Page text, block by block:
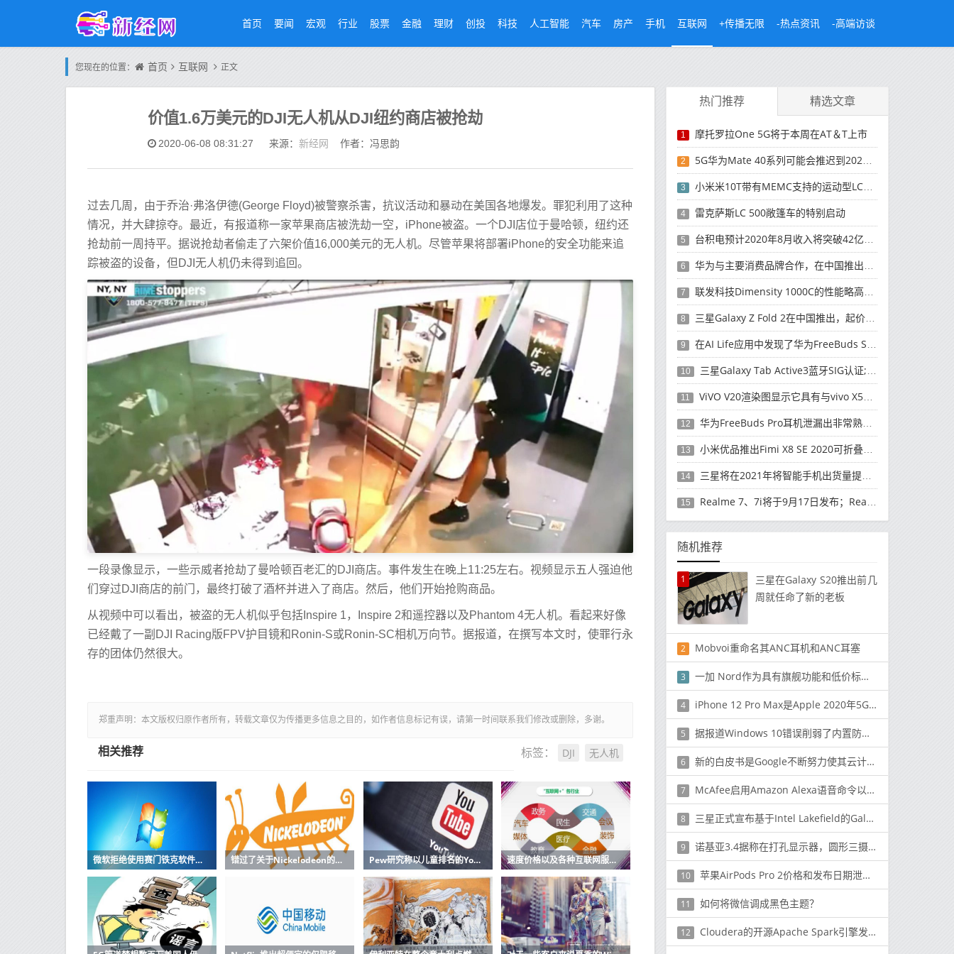
首页 要闻 宏观 行业 股票 金融 理财 创投 科技 人工智能 汽车 房产 手机 互联网 +传播无限 -热点资讯 -高端访谈
您现在的位置： 首页 互联网 正文
价值1.6万美元的DJI无人机从DJI纽约商店被抢劫
2020-06-08 08:31:27 来源： 新经网 作者：冯思韵
过去几周，由于乔治·弗洛伊德(George Floyd)被警察杀害，抗议活动和暴动在美国各地爆发。罪犯利用了这种
情况，并大肆掠夺。最近，有报道称一家苹果商店被洗劫一空，iPhone被盗。一个DJI店位于曼哈顿，纽约还
抢劫前一周持平。据说抢劫者偷走了六架价值16,000美元的无人机。尽管苹果将部署iPhone的安全功能来追
踪被盗的设备，但DJI无人机仍未得到追回。
一段录像显示，一些示威者抢劫了曼哈顿百老汇的DJI商店。事件发生在晚上11:25左右。视频显示五人强迫他
们穿过DJI商店的前门，最终打破了酒杯并进入了商店。然后，他们开始抢购商品。
从视频中可以看出，被盗的无人机似乎包括Inspire 1，Inspire 2和遥控器以及Phantom 4无人机。看起来好像
已经戴了一副DJI Racing版FPV护目镜和Ronin-S或Ronin-SC相机万向节。据报道，在撰写本文时，使罪行永
存的团体仍然很大。
郑重声明：本文版权归原作者所有，转载文章仅为传播更多信息之目的，如作者信息标记有误，请第一时间联系我们修改或删除，多谢。
标签： DJI 无人机
相关推荐
微软拒绝使用赛门铁克软件的机器进行更新 错过了关于Nickelodeon的电影那么所有旧角色都将与原声音演员一起回归 Pew研究称以儿童排名的YouTube视频排名最高 速度价格以及各种互联网服务的优缺点
热门推荐 精选文章
1 摩托罗拉One 5G将于本周在AT＆T上市
2 5G华为Mate 40系列可能会推迟到2021年
3 小米米10T带有MEMC支持的运动型LCD屏幕
4 雷克萨斯LC 500敞篷车的特别启动
5 台积电预计2020年8月收入将突破42亿美元，创历史新高
6 华为与主要消费品牌合作，在中国推出采用HarmonyOS 2.0的智能家居产品
7 联发科技Dimensity 1000C的性能略高于Snapdragon 765G
8 三星Galaxy Z Fold 2在中国推出，起价为16,999元
9 在AI Life应用中发现了华为FreeBuds Studio耳机
10 三星Galaxy Tab Active3蓝牙SIG认证; 发布可能快要结束了
11 ViVO V20渲染图显示它具有与vivo X50 Pro类似的后部设计
12 华为FreeBuds Pro耳机泄漏出非常熟悉的设计
13 小米优品推出Fimi X8 SE 2020可折叠无人机
14 三星将在2021年将智能手机出货量提高至3亿部
15 Realme 7、7i将于9月17日发布；Realme 7i的完整规格并导致泄漏
随机推荐
1
三星在Galaxy S20推出前几
周就任命了新的老板
2 Mobvoi重命名其ANC耳机和ANC耳塞
3 一加 Nord作为具有旗舰功能和低价标签的高级中档手机推出
4 iPhone 12 Pro Max是Apple 2020年5G旗舰
5 据报道Windows 10错误削弱了内置防病毒功能
6 新的白皮书是Google不断努力使其云计算运营更加透明的一部分
7 McAfee启用Amazon Alexa语音命令以保护您的Wi-Fi
8 三星正式宣布基于Intel Lakefield的Galaxy Book S变体
9 诺基亚3.4据称在打孔显示器，圆形三摄像头阵列上的渲染提示
10 苹果AirPods Pro 2价格和发布日期泄露揭示了一些消息
11 如何将微信调成黑色主题？
12 Cloudera的开源Apache Spark引擎发行版上运行的Cloud Dataflow版本